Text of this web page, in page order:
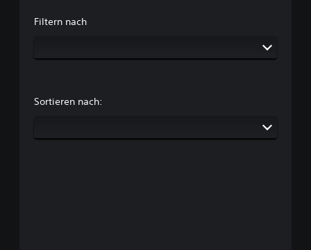
Filtern nach
Sortieren nach: